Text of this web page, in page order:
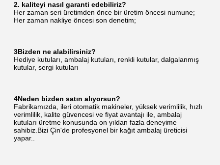
2. kaliteyi nasıl garanti edebiliriz?
Her zaman seri üretimden önce bir üretim öncesi numune;
Her zaman nakliye öncesi son denetim;
3Bizden ne alabilirsiniz?
Hediye kutuları, ambalaj kutuları, renkli kutular, dalgalanmış
kutular, sergi kutuları
4Neden bizden satın alıyorsun?
Fabrikamızda, ileri otomatik makineler, yüksek verimlilik, hızlı
verimlilik, kalite güvencesi ve fiyat avantajı ile, ambalaj
kutuları üretme konusunda on yıldan fazla deneyime
sahibiz.Bizi Çin'de profesyonel bir kağıt ambalaj üreticisi
yapar..